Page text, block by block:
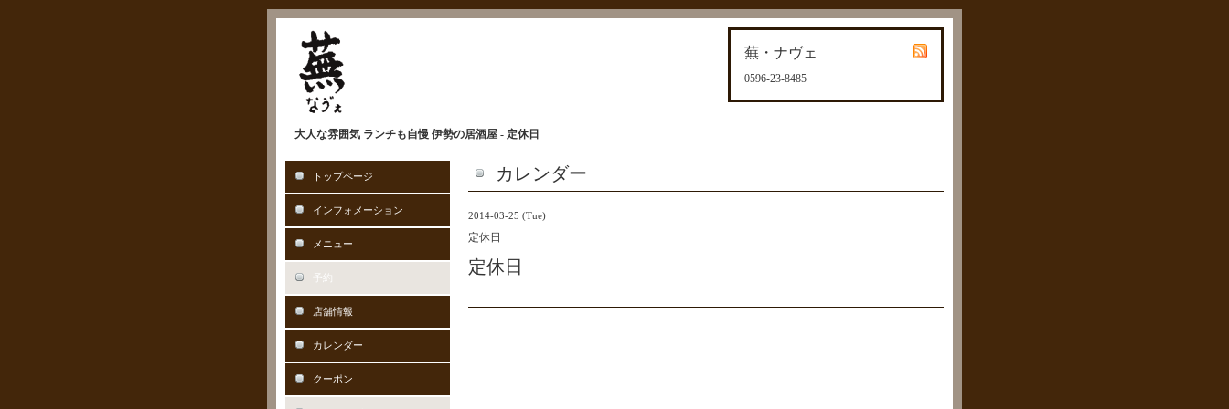
蕪・ナヴェ
0596-23-8485
大人な雰囲気 ランチも自慢 伊勢の居酒屋 - 定休日
カレンダー
2014-03-25 (Tue)
定休日
定休日
トップページ
インフォメーション
メニュー
予約
店舗情報
カレンダー
クーポン